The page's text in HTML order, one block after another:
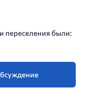
переселения были: